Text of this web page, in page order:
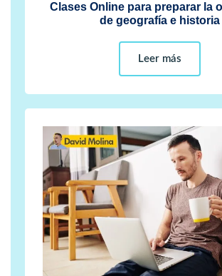
Clases Online para preparar la
de geografía e historia
Leer más